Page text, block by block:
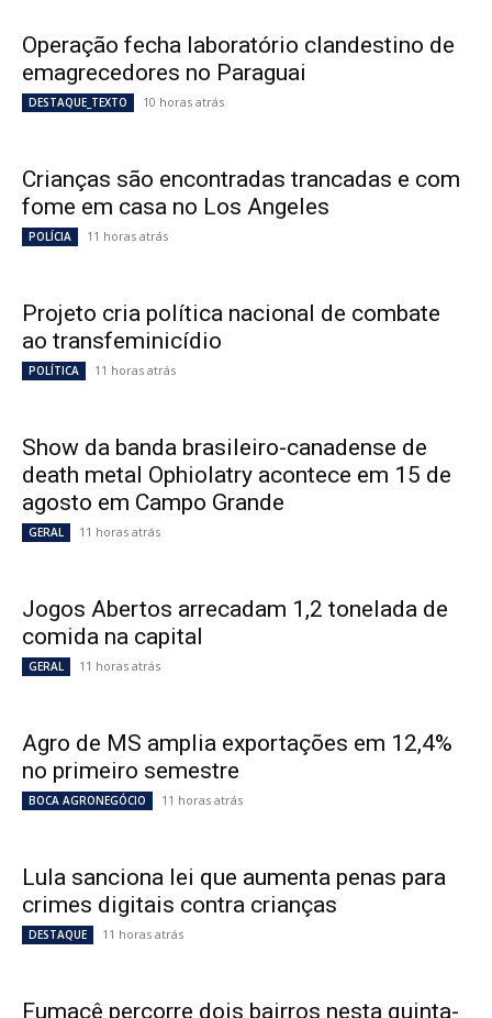
Operação fecha laboratório clandestino de
emagrecedores no Paraguai
DESTAQUE_TEXTO 10 horas atrás
Crianças são encontradas trancadas e com
fome em casa no Los Angeles
POLÍCIA 11 horas atrás
Projeto cria política nacional de combate
ao transfeminicídio
POLÍTICA 11 horas atrás
Show da banda brasileiro-canadense de
death metal Ophiolatry acontece em 15 de
agosto em Campo Grande
GERAL 11 horas atrás
Jogos Abertos arrecadam 1,2 tonelada de
comida na capital
GERAL 11 horas atrás
Agro de MS amplia exportações em 12,4%
no primeiro semestre
BOCA AGRONEGÓCIO 11 horas atrás
Lula sanciona lei que aumenta penas para
crimes digitais contra crianças
DESTAQUE 11 horas atrás
Fumacê percorre dois bairros nesta quinta-